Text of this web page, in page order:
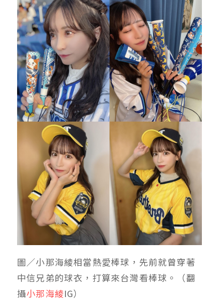
圖／小那海綾相當熱愛棒球，先前就曾穿著
中信兄弟的球衣，打算來台灣看棒球。（翻
攝小那海綾IG）